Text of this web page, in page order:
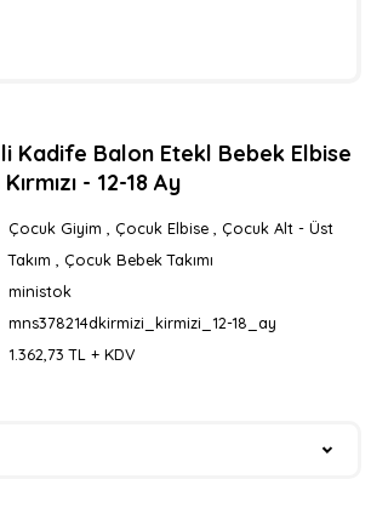
Kadife Balon Etekl Bebek Elbise
- 12-18 Ay
Çocuk Giyim Çocuk Elbise
Çocuk Alt - Üst
Takım
Çocuk Bebek Takımı
ministok
mns378214dkirmizi_kirmizi_12-18_ay
1.362,73 TL + KDV